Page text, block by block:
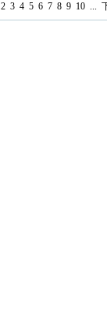
2 3 4 5 6 7 8 9 10 ...